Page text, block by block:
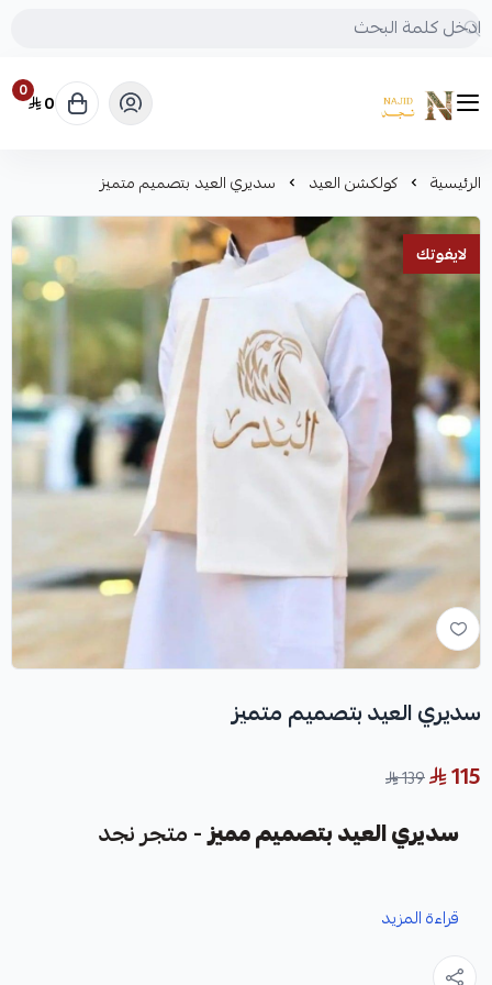
متجر نجد
0 0
الرئيسية كولكشن العيد سديري العيد بتصميم متميز
لايفوتك
سديري العيد بتصميم متميز
115
139
سديري العيد بتصميم مميز- متجر نجد
لمسة فنية استثنائية. يتميز هذا السديري بلونه الأسود الأنيق الذي
يضيف لمسة من الجاذبية والتميز، ويعد خياراً جريئاً ومبتكراً في
قراءة المزيد